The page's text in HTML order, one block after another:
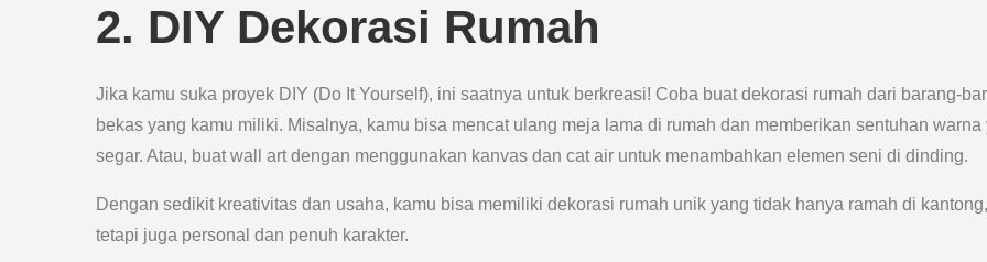
2. DIY Dekorasi Rumah
Jika kamu suka proyek DIY (Do It Yourself), ini saatnya untuk berkreasi! Coba buat dekorasi rumah dari barang-
bekas yang kamu miliki. Misalnya, kamu bisa mencat ulang meja lama di rumah dan memberikan sentuhan warna
segar. Atau, buat wall art dengan menggunakan kanvas dan cat air untuk menambahkan elemen seni di dinding.
Dengan sedikit kreativitas dan usaha, kamu bisa memiliki dekorasi rumah unik yang tidak hanya ramah di kantong,
tetapi juga personal dan penuh karakter.